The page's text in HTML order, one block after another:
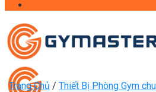
Trang Chủ / Thiết Bị Phòng Gym